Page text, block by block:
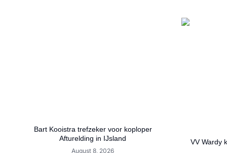
Bart Kooistra trefzeker voor koploper
Afturelding in IJsland
August 8, 2026
VV Wardy